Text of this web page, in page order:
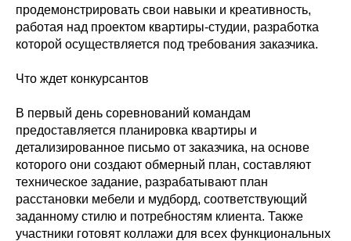
продемонстрировать свои навыки и креативность,
работая над проектом квартиры-студии, разработка
которой осуществляется под требования заказчика.
Что ждет конкурсантов
В первый день соревнований командам
предоставляется планировка квартиры и
детализированное письмо от заказчика, на основе
которого они создают обмерный план, составляют
техническое задание, разрабатывают план
расстановки мебели и мудборд, соответствующий
заданному стилю и потребностям клиента. Также
участники готовят коллажи для всех функциональных